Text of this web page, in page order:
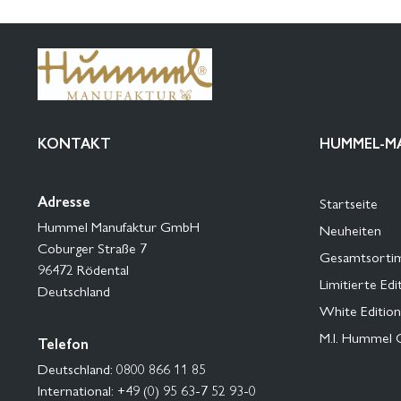
KONTAKT
Adresse
Hummel Manufaktur GmbH
Coburger Straße 7
96472 Rödental
Deutschland
Telefon
Deutschland: 0800 866 11 85
International: +49 (0) 95 63-7 52 93-0
HUMMEL-
Startseite
Neuheiten
Limitierte
White Edition
M.I. Hummel